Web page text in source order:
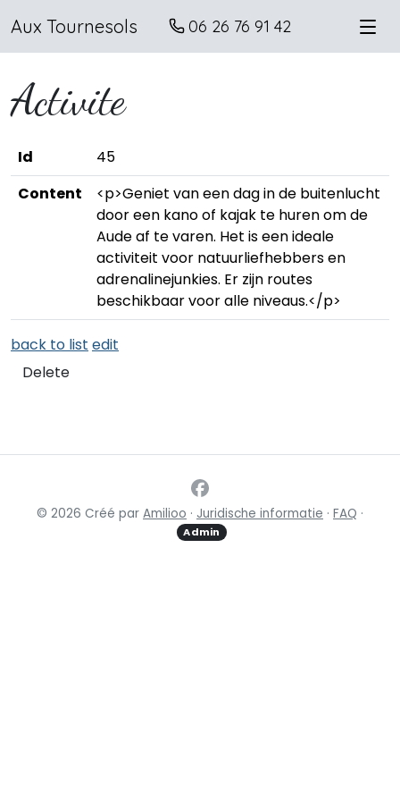
Aux Tournesols 06 26 76 91 42
Activite
Id
45
Content
<p>Geniet van een dag in de buitenlucht
door een kano of kajak te huren om de
Aude af te varen. Het is een ideale
activiteit voor natuurliefhebbers en
adrenalinejunkies. Er zijn routes
beschikbaar voor alle niveaus.</p>
back to list edit
Delete
© 2026 Créé par Amilioo · Juridische informatie · FAQ ·
Admin